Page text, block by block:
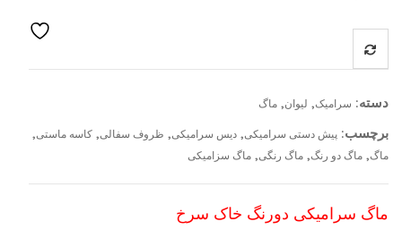
دسته: سرامیک, لیوان, ماگ
برچسب: پیش دستی سرامیکی, دیس سرامیکی, ظروف سفالی, کاسه ماستی,
ماگ, ماگ دو رنگ, ماگ رنگی, ماگ سزامیکی
ماگ سرامیکی دورنگ خاک سرخ